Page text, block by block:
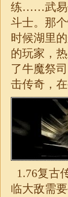
练……武易
斗士。那
时候湖里
的玩家，
了牛魔祭
击传奇，
1.76复古
临大敌需